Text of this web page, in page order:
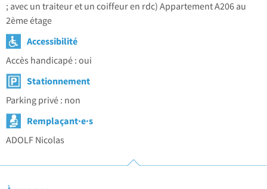
; avec un traiteur et un coiffeur en rdc) Appartement A206 au
2ème étage
Accessibilité
Accès handicapé : oui
Stationnement
Parking privé : non
Remplaçant·e·s
ADOLF Nicolas